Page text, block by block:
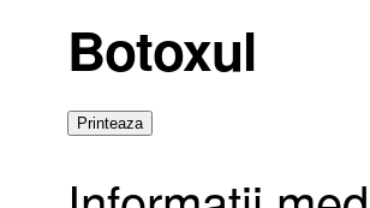
Botoxul